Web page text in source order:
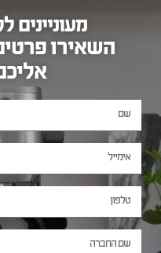
מעוניינים
השאירו